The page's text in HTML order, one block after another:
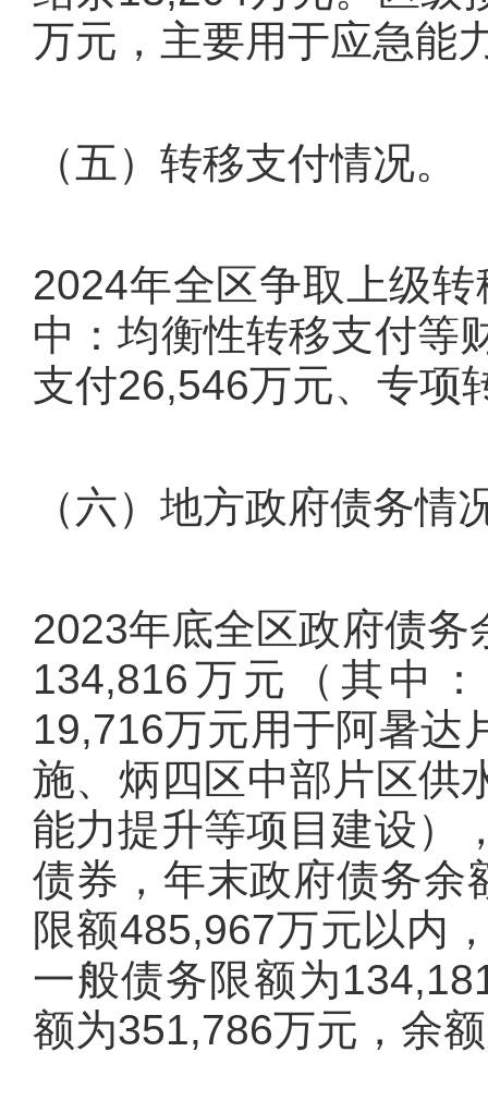
万元，主要用于应急能
（五）转移支付情况。
2024年全区争取上级
中：均衡性转移支付等
支付26,546万元、专项
（六）地方政府债务情
2023年底全区政府债
134,816万元（其中
19,716万元用于阿暑达
施、炳四区中部片区供
能力提升等项目建设）
债券，年末政府债务余
限额485,967万元以内
一般债务限额为
额为351,786万元，余